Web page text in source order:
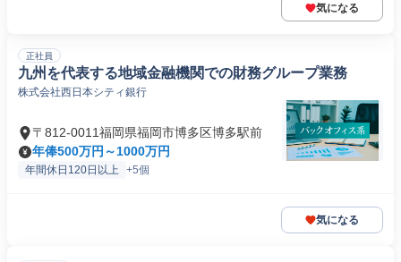
気になる
正社員
九州を代表する地域金融機関での財務グループ業務
株式会社西日本シティ銀行
〒812-0011福岡県福岡市博多区博多駅前
年俸500万円～1000万円
年間休日120日以上 +5個
気になる